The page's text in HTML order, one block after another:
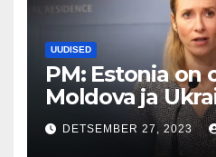
UUDISED
PM: Estonia on
Moldova ja
liikmelisuse
eestkõneleja.
DETSEMBER 27, 2023